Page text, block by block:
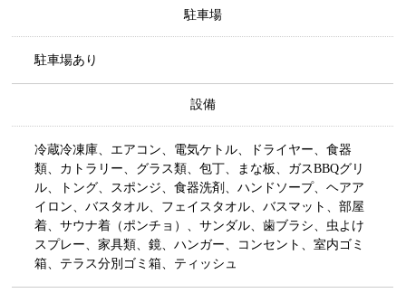
駐車場
駐車場あり
設備
冷蔵冷凍庫、エアコン、電気ケトル、ドライヤー、食器
類、カトラリー、グラス類、包丁、まな板、ガスBBQグリ
ル、トング、スポンジ、食器洗剤、ハンドソープ、ヘアア
イロン、バスタオル、フェイスタオル、バスマット、部屋
着、サウナ着（ポンチョ）、サンダル、歯ブラシ、虫よけ
スプレー、家具類、鏡、ハンガー、コンセント、室内ゴミ
箱、テラス分別ゴミ箱、ティッシュ